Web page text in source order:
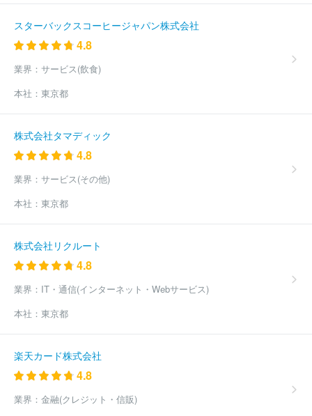
スターバックスコーヒージャパン株式会社
4.8
業界： サービス(飲食)
本社： 東京都
株式会社タマディック
4.8
業界： サービス(その他)
本社： 東京都
株式会社リクルート
4.8
業界： IT・通信(インターネット・Webサービス)
本社： 東京都
楽天カード株式会社
4.8
業界： 金融(クレジット・信販)